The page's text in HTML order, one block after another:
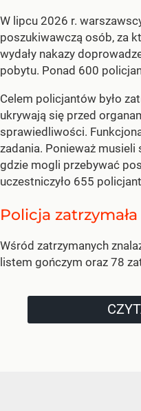
W lipcu 2026 r.
poszukiwawczą osób, za
wydały nakazy
pobytu. Ponad 600
Celem policjantów było
ukrywają się przed
sprawiedliwości.
zadania. Ponieważ
gdzie mogli przebywać
uczestniczyło 655
Policja
Wśród zatrzymanych
listem gończym oraz 78